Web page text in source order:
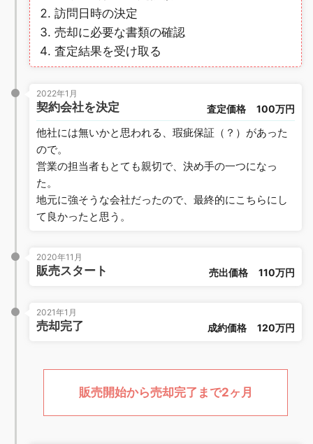
訪問日時の決定
売却に必要な書類の確認
査定結果を受け取る
2022年1月
契約会社を決定 査定価格 100万円
他社には無いかと思われる、瑕疵保証（？）があった
ので。
営業の担当者もとても親切で、決め手の一つになっ
た。
地元に強そうな会社だったので、最終的にこちらにし
て良かったと思う。
2020年11月
販売スタート 売出価格 110万円
2021年1月
売却完了 成約価格 120万円
販売開始から売却完了まで2ヶ月